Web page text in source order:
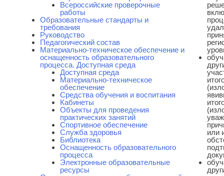
Всероссийские проверочные
работы
Образовательные стандарты и
требования
Руководство
Педагогический состав
Материально-техническое обеспечение и
оснащенность образовательного
процесса. Доступная среда
Доступная среда
Материально-техническое
обеспечение
Средства обучения и воспитания
Кабинеты
Объекты для проведения
практических занятий
Спортивное обеспечение
Служба здоровья
Библиотека
Оснащенность образовательного
процесса
Электронные образовательные
ресурсы
или